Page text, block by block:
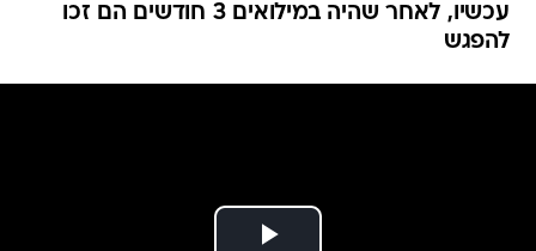
עכשיו, לאחר שהיה במילואים 3 חודשים הם זכו
להפגש